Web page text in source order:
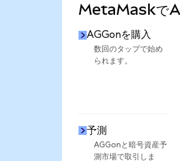
MetaMaskで
AGGonを購入
数回のタップで始め
られます。
予測
AGGonと暗号資産予
測市場で取引しま